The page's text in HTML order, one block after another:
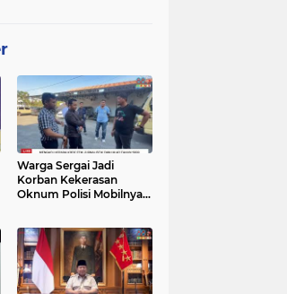
Warga Sergai Jadi
Korban Kekerasan
Oknum Polisi Mobilnya